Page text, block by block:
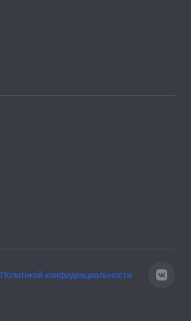
Политикой конфиденциальности